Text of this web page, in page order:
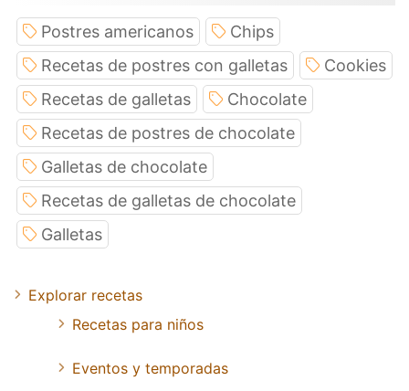
Postres americanos
Chips
Recetas de postres con galletas
Cookies
Recetas de galletas
Chocolate
Recetas de postres de chocolate
Galletas de chocolate
Recetas de galletas de chocolate
Galletas
Explorar recetas
Recetas para niños
Eventos y temporadas